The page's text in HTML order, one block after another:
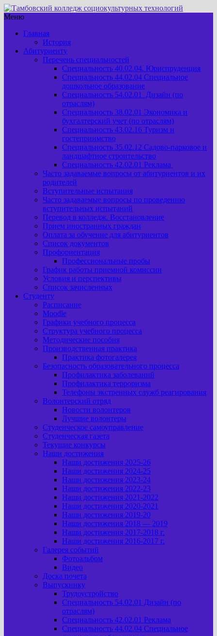
Меню
Главная
История
Абитуриенту
Перечень специальностей
Специальность 40.02.04. Юриспруденция
Специальность 44.02.04 Специальное
дошкольное образование
Специальность 54.02.01 Дизайн (по
отраслям)
Специальность 38.02.01 Экономика и
бухгалтерский учет (по отраслям)
Специальность 43.02.16 Туризм и
гостеприимство
Специальность 35.02.12 Садово-парковое и
ландшафтное строительство
Специальность 42.02.01 Реклама
Часто задаваемые вопросы от абитуриентов и их
родителей
Вступительные испытания
Часто задаваемые вопросы по проведению
вступительных испытаний
Перевод в колледж. Восстановление
Прием иностранных граждан
Оплата за обучение для абитуриентов
Список документов
Профориентация
Профессиональные пробы
График работы приемной комиссии
Условия и перспективы
Список зачисленных
Студенту
Расписание
Moodle
Графики учебного процесса
Структура учебного процесса
Методические пособия
Производственная практика
Практика фотогалерея
Безопасность образовательного процесса
Профилактика заболеваний
Профилактика терроризма
Телефоны экстренных служб реагирования
Волонтерский отряд
Новости волонтеров
Лучшие волонтеры
Студенческое самоуправление
Студенческая газета
Текущие конкурсы
Наши достижения
Наши достижения 2025-26
Наши достижения 2024-25
Наши достижения 2023-24
Наши достижения 2022-23
Наши достижения 2021-2022
Наши достижения 2020-2021
Наши достижения 2019-20
Наши достижения 2018 — 2019
Наши достижения 2017-2018 г.
Наши достижения 2016-2017 г.
Галерея событий
Фотоальбом
Видео
Доска почета
Выпускнику
Трудоустройство
Специальность 54.02.01 Дизайн (по
отраслям)
Специальность 42.02.01 Реклама
Специальность 44.02.04 Специальное